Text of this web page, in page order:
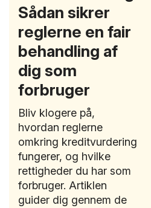
Sådan sikrer
reglerne en fair
behandling af
dig som
forbruger
Bliv klogere på,
hvordan reglerne
omkring kreditvurdering
fungerer, og hvilke
rettigheder du har som
forbruger. Artiklen
guider dig gennem de